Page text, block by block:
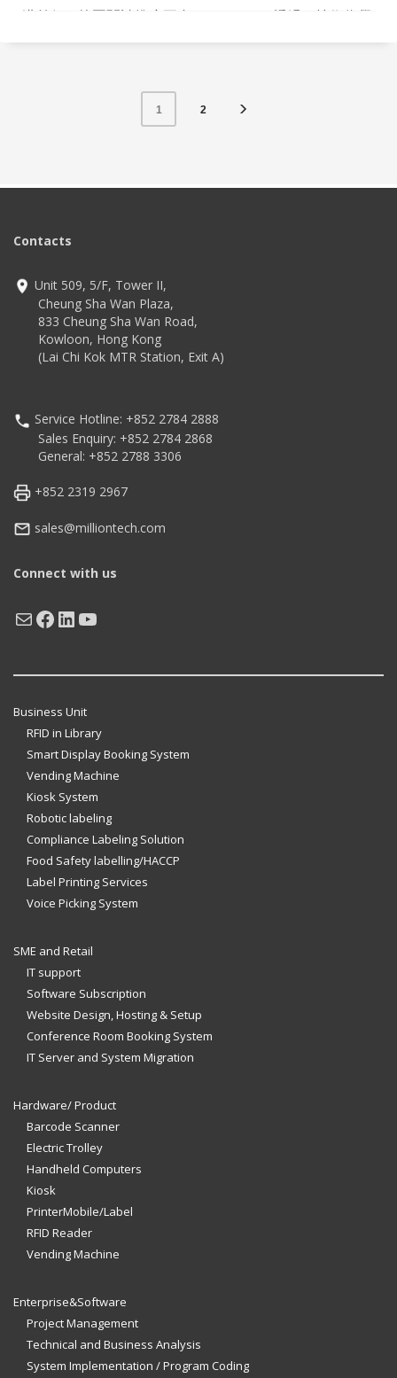
生提供個人化的推薦書籍，更推出加入AI元素的「AI創讀
1 2
Contacts
Unit 509, 5/F, Tower II,
Cheung Sha Wan Plaza,
833 Cheung Sha Wan Road,
Kowloon, Hong Kong
(Lai Chi Kok MTR Station, Exit A)
Service Hotline: +852 2784 2888
Sales Enquiry: +852 2784 2868
General: +852 2788 3306
+852 2319 2967
sales@milliontech.com
Connect with us
MailFacebook
LinkedIn
YouTube
Business Unit
RFID in Library
Smart Display Booking System
Vending Machine
Kiosk System
Robotic labeling
Compliance Labeling Solution
Food Safety labelling/HACCP
Label Printing Services
Voice Picking System
SME and Retail
IT support
Software Subscription
Website Design, Hosting & Setup
Conference Room Booking System
IT Server and System Migration
Hardware/ Product
Barcode Scanner
Electric Trolley
Handheld Computers
Kiosk
PrinterMobile/Label
RFID Reader
Vending Machine
Enterprise&Software
Project Management
Technical and Business Analysis
System Implementation / Program Coding